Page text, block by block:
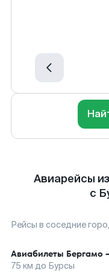
Авиарейсы
с
Рейсы в соседние
Авиабилеты Бергамо
75 км до Бурсы